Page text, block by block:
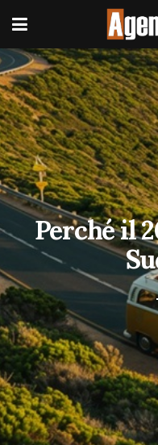
Perché il